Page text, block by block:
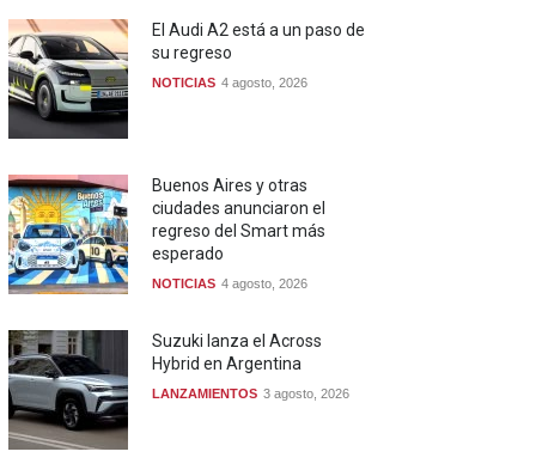
El Audi A2 está a un paso de
su regreso
NOTICIAS 4 agosto, 2026
Buenos Aires y otras
ciudades anunciaron el
regreso del Smart más
esperado
NOTICIAS 4 agosto, 2026
Suzuki lanza el Across
Hybrid en Argentina
LANZAMIENTOS 3 agosto, 2026